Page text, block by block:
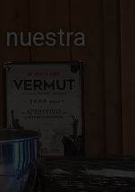
toques
de Béjar, en